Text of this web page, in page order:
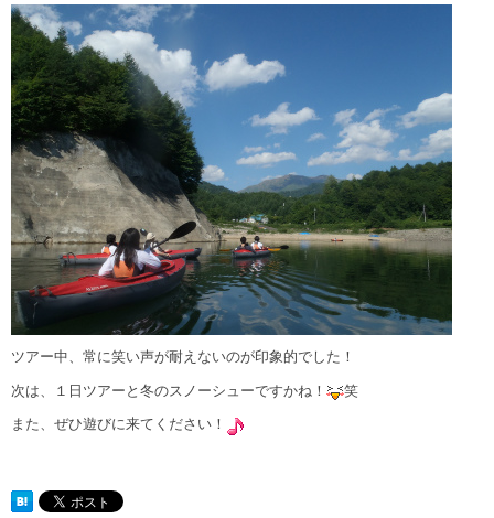
ツアー中、常に笑い声が耐えないのが印象的でした！
次は、１日ツアーと冬のスノーシューですかね！ 笑
また、ぜひ遊びに来てください！